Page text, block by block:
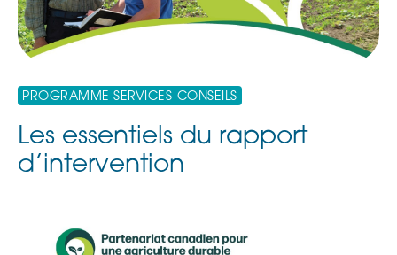
PROGRAMME SERVICES-CONSEILS
Les essentiels du rapport
d’intervention